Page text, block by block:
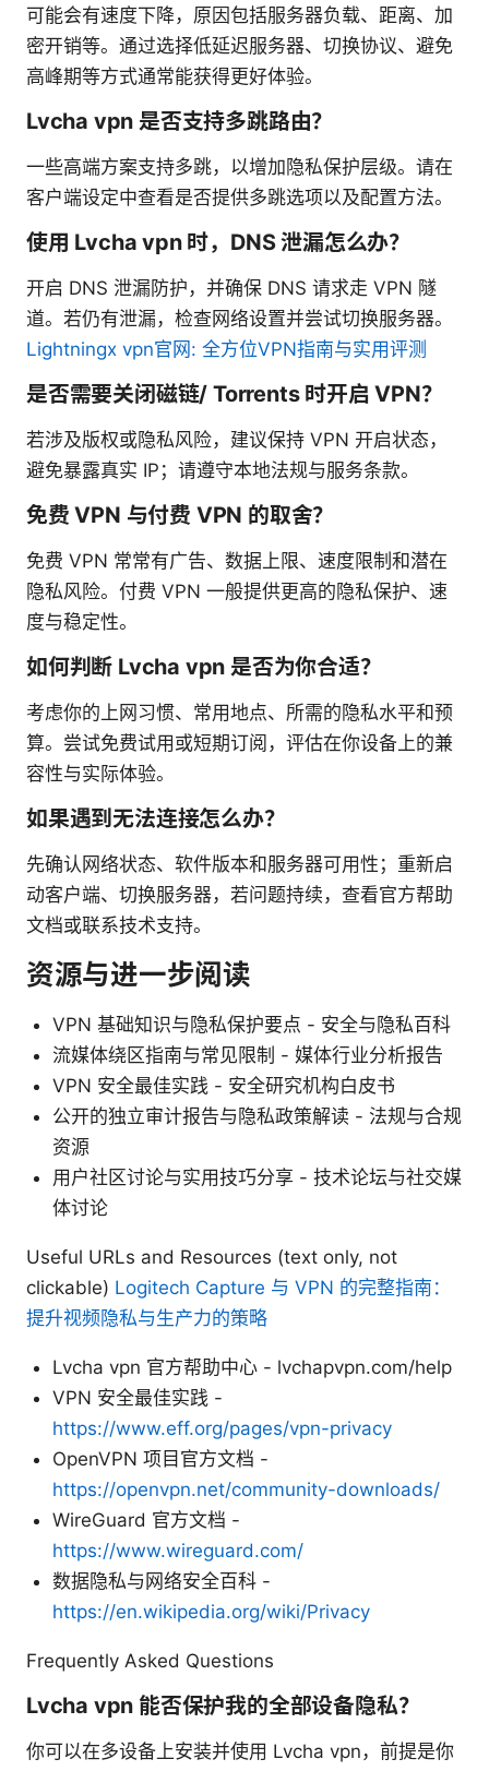
可能会有速度下降，原因包括服务器负载、距离、加
密开销等。通过选择低延迟服务器、切换协议、避免
高峰期等方式通常能获得更好体验。
Lvcha vpn 是否支持多跳路由？
一些高端方案支持多跳，以增加隐私保护层级。请在
客户端设定中查看是否提供多跳选项以及配置方法。
使用 Lvcha vpn 时，DNS 泄漏怎么办？
开启 DNS 泄漏防护，并确保 DNS 请求走 VPN 隧
道。若仍有泄漏，检查网络设置并尝试切换服务器。
Lightningx vpn官网: 全方位VPN指南与实用评测
是否需要关闭磁链/ Torrents 时开启 VPN？
若涉及版权或隐私风险，建议保持 VPN 开启状态，
避免暴露真实 IP；请遵守本地法规与服务条款。
免费 VPN 与付费 VPN 的取舍？
免费 VPN 常常有广告、数据上限、速度限制和潜在
隐私风险。付费 VPN 一般提供更高的隐私保护、速
度与稳定性。
如何判断 Lvcha vpn 是否为你合适？
考虑你的上网习惯、常用地点、所需的隐私水平和预
算。尝试免费试用或短期订阅，评估在你设备上的兼
容性与实际体验。
如果遇到无法连接怎么办？
先确认网络状态、软件版本和服务器可用性；重新启
动客户端、切换服务器，若问题持续，查看官方帮助
文档或联系技术支持。
资源与进一步阅读
VPN 基础知识与隐私保护要点 - 安全与隐私百科
流媒体绕区指南与常见限制 - 媒体行业分析报告
VPN 安全最佳实践 - 安全研究机构白皮书
公开的独立审计报告与隐私政策解读 - 法规与合规
资源
用户社区讨论与实用技巧分享 - 技术论坛与社交媒
体讨论
Useful URLs and Resources (text only, not
clickable) Logitech Capture 与 VPN 的完整指南：
提升视频隐私与生产力的策略
Lvcha vpn 官方帮助中心 - lvchapvpn.com/help
VPN 安全最佳实践 -
https://www.eff.org/pages/vpn-privacy
OpenVPN 项目官方文档 -
https://openvpn.net/community-downloads/
WireGuard 官方文档 -
https://www.wireguard.com/
数据隐私与网络安全百科 -
https://en.wikipedia.org/wiki/Privacy
Frequently Asked Questions
Lvcha vpn 能否保护我的全部设备隐私？
你可以在多设备上安装并使用 Lvcha vpn，前提是你